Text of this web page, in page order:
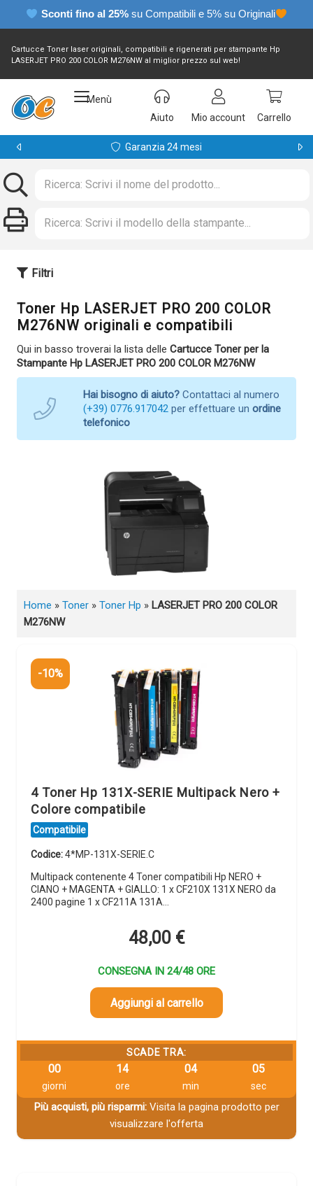
Sconti fino al 25% su Compatibili e 5% su Originali
Cartucce Toner laser originali, compatibili e rigenerati per stampante Hp
LASERJET PRO 200 COLOR M276NW al miglior prezzo sul web!
Menù
Aiuto
Mio account Carrello
Garanzia 24 mesi
Filtri
Toner Hp LASERJET PRO 200 COLOR
M276NW originali e compatibili
Qui in basso troverai la lista delle Cartucce Toner per la
Stampante Hp LASERJET PRO 200 COLOR M276NW
Hai bisogno di aiuto? Contattaci al numero
(+39) 0776.917042 per effettuare un ordine
telefonico
Home » Toner » Toner Hp » LASERJET PRO 200 COLOR
M276NW
-10%
4 Toner Hp 131X-SERIE Multipack Nero +
Colore compatibile
Compatibile
Codice:4*MP-131X-SERIE.C
Multipack contenente 4 Toner compatibili Hp NERO +
CIANO + MAGENTA + GIALLO: 1 x CF210X 131X NERO da
2400 pagine 1 x CF211A 131A…
48,00 €
CONSEGNA IN 24/48 ORE
Aggiungi al carrello
SCADE TRA:
00
giorni
14
ore
04
min
04
sec
Più acquisti, più risparmi:Visita la pagina prodotto per
visualizzare l'offerta